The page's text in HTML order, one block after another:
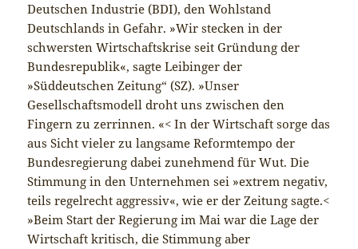
Deutschen Industrie (BDI), den Wohlstand
Deutschlands in Gefahr. »Wir stecken in der
schwersten Wirtschaftskrise seit Gründung der
Bundesrepublik«, sagte Leibinger der
»Süddeutschen Zeitung“ (SZ). »Unser
Gesellschaftsmodell droht uns zwischen den
Fingern zu zerrinnen. «< In der Wirtschaft sorge das
aus Sicht vieler zu langsame Reformtempo der
Bundesregierung dabei zunehmend für Wut. Die
Stimmung in den Unternehmen sei »extrem negativ,
teils regelrecht aggressiv«, wie er der Zeitung sagte.<
»Beim Start der Regierung im Mai war die Lage der
Wirtschaft kritisch, die Stimmung aber